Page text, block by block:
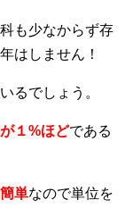
も少なからず存
はしません！
るでしょう。
１%ほどである
単なので単位を